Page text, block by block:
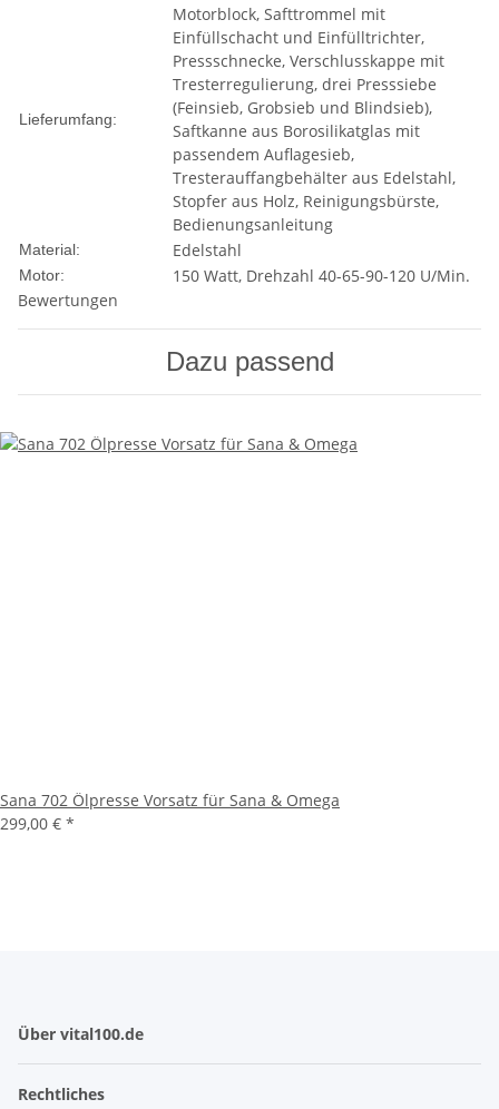
Lieferumfang:
Motorblock, Safttrommel mit
Einfüllschacht und Einfülltrichter,
Pressschnecke, Verschlusskappe mit
Tresterregulierung, drei Presssiebe
(Feinsieb, Grobsieb und Blindsieb),
Saftkanne aus Borosilikatglas mit
passendem Auflagesieb,
Tresterauffangbehälter aus Edelstahl,
Stopfer aus Holz, Reinigungsbürste,
Bedienungsanleitung
Material: Edelstahl
Motor:
150 Watt, Drehzahl 40-65-90-120 U/Min.
Bewertungen
Dazu passend
Sana 702 Ölpresse Vorsatz für Sana & Omega
299,00 € *
Über vital100.de
Rechtliches